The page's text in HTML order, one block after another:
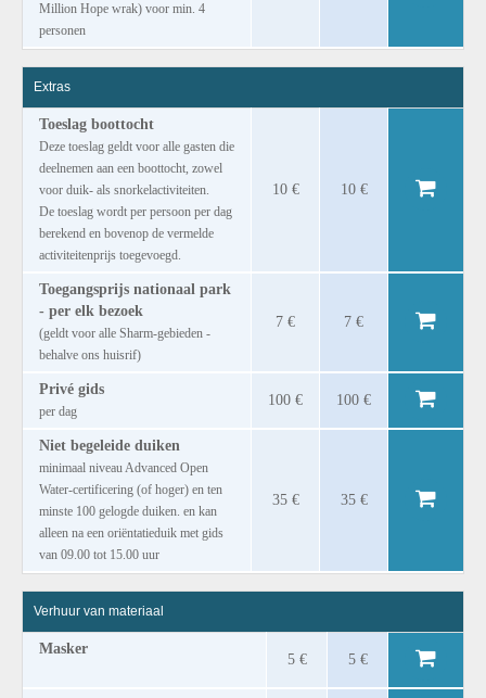
Million Hope wrak) voor min. 4
personen
Extras
Toeslag boottocht
Deze toeslag geldt voor alle gasten die
deelnemen aan een boottocht, zowel
voor duik- als snorkelactiviteiten.
De toeslag wordt per persoon per dag
berekend en bovenop de vermelde
activiteitenprijs toegevoegd.
10 € 10 €
Toegangsprijs nationaal park
- per elk bezoek
(geldt voor alle Sharm-gebieden -
behalve ons huisrif)
7 € 7 €
Privé gids
per dag
100 € 100 €
Niet begeleide duiken
minimaal niveau Advanced Open
Water-certificering (of hoger) en ten
minste 100 gelogde duiken. en kan
alleen na een oriëntatieduik met gids
van 09.00 tot 15.00 uur
35 € 35 €
Verhuur van materiaal
Masker
5 € 5 €